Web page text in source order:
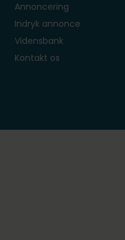
Annoncering
Indryk annonce
Vidensbank
Kontakt os